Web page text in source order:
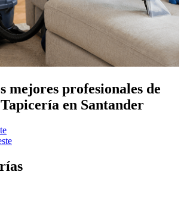
mejores profesionales de
en Santander